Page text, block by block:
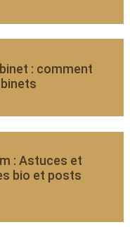
: comment
: Astuces et
bio et posts